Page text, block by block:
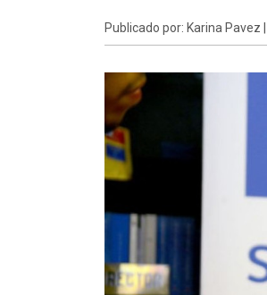
Publicado por: Karina Pavez |